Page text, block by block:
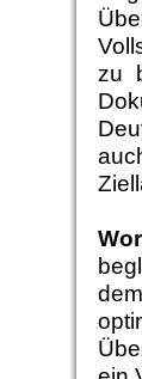
zu